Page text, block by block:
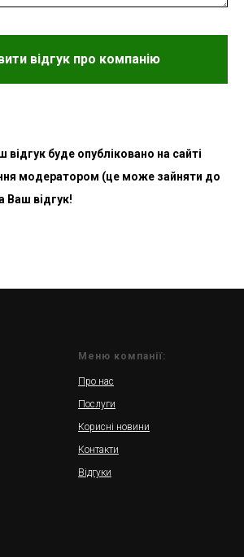
відгук про компанію
відгук буде опубліковано на сайті
модератором (це може зайняти до
Ваш відгук!
Меню компанії:
Про нас
Послуги
Корисні новини
Контакти
Відгуки